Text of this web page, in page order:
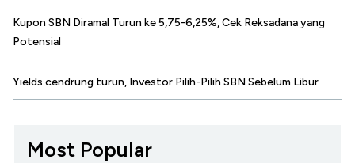
Kupon SBN Diramal Turun ke 5,75-6,25%, Cek Reksadana yang
Potensial
Yields cendrung turun, Investor Pilih-Pilih SBN Sebelum Libur
Most Popular